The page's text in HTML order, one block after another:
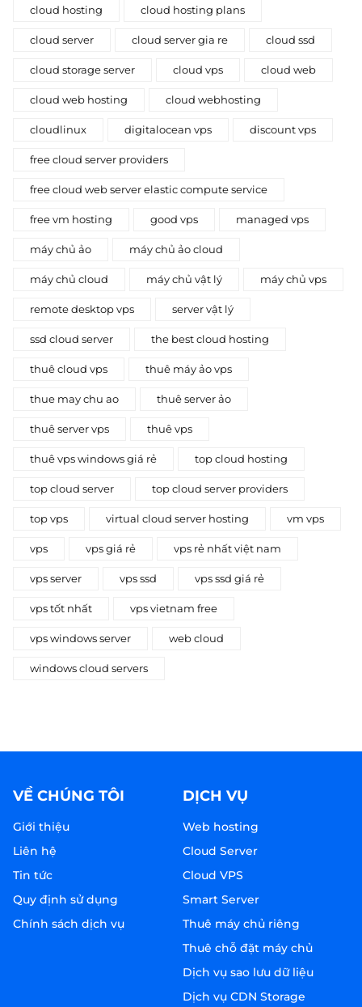
cloud hosting cloud hosting plans
cloud server cloud server gia re cloud ssd
cloud storage server cloud vps cloud web
cloud web hosting cloud webhosting
cloudlinux digitalocean vps discount vps
free cloud server providers
free cloud web server elastic compute service
free vm hosting good vps managed vps
máy chủ ảo máy chủ ảo cloud
máy chủ cloud máy chủ vật lý máy chủ vps
remote desktop vps server vật lý
ssd cloud server the best cloud hosting
thuê cloud vps thuê máy ảo vps
thue may chu ao thuê server ảo
thuê server vps thuê vps
thuê vps windows giá rẻ top cloud hosting
top cloud server top cloud server providers
top vps virtual cloud server hosting vm vps
vps vps giá rẻ vps rẻ nhất việt nam
vps server vps ssd vps ssd giá rẻ
vps tốt nhất vps vietnam free
vps windows server web cloud
windows cloud servers
VỀ CHÚNG TÔI
Giới thiệu
Liên hệ
Tin tức
Quy định sử dụng
Chính sách dịch vụ
DỊCH VỤ
Web hosting
Cloud Server
Cloud VPS
Smart Server
Thuê máy chủ riêng
Thuê chỗ đặt máy chủ
Dịch vụ sao lưu dữ liệu
Dịch vụ CDN Storage